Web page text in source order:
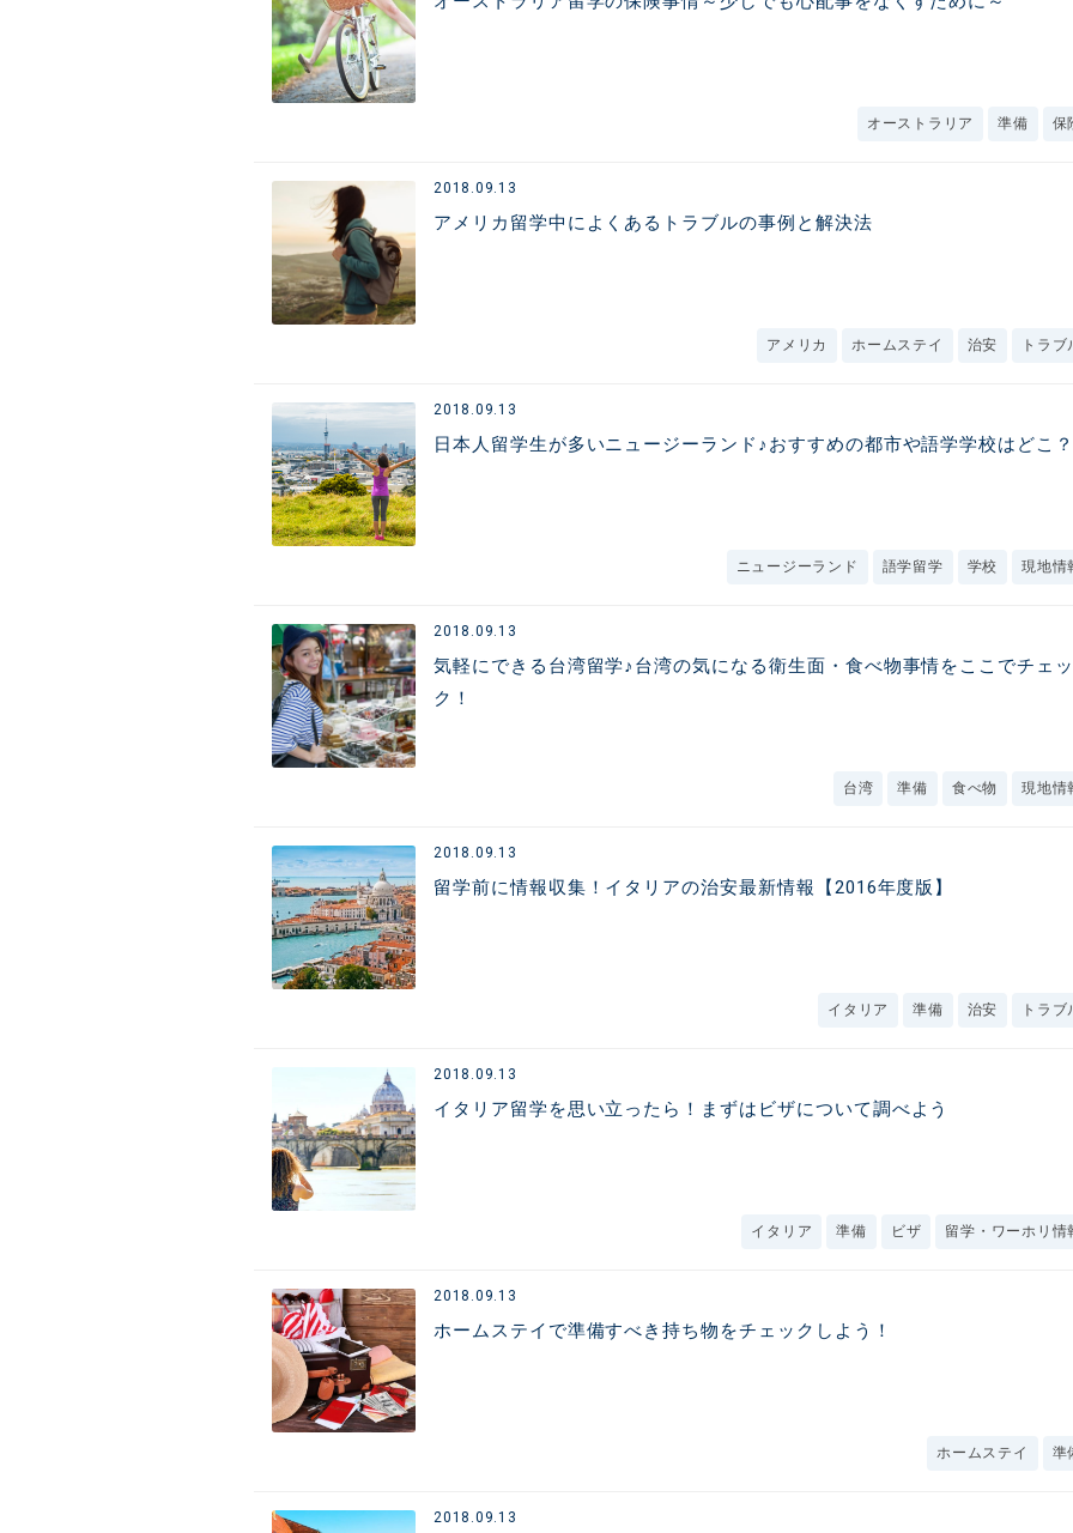
オーストラリア 準備 保
2018.09.13
アメリカ留学中によくあるトラブルの事例と解決法
アメリカ ホームステイ 治安 トラブ
2018.09.13
日本人留学生が多いニュージーランド♪おすすめの都市や語学学校はどこ？
ニュージーランド 語学留学 学校 現地情
2018.09.13
気軽にできる台湾留学♪台湾の気になる衛生面・食べ物事情をここでチェッ
ク！
台湾 準備 食べ物 現地情
2018.09.13
留学前に情報収集！イタリアの治安最新情報【2016年度版】
イタリア 準備 治安 トラブ
2018.09.13
イタリア留学を思い立ったら！まずはビザについて調べよう
イタリア 準備 ビザ 留学・ワーホリ情
2018.09.13
ホームステイで準備すべき持ち物をチェックしよう！
ホームステイ 準
2018.09.13